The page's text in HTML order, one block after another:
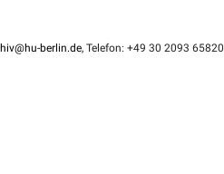
berlin.de, Telefon: +49 30 2093 65820